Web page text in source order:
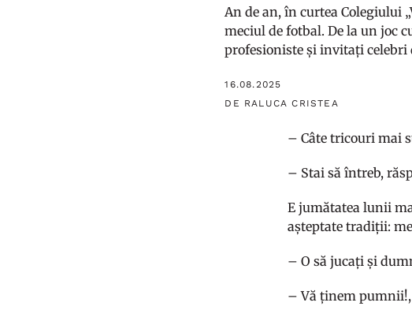
An de an, în curtea Colegiului
meciul de fotbal. De la un joc
profesioniste și invitați
16.08.2025
DE RALUCA CRISTEA
– Câte tricouri mai
– Stai să întreb,
E jumătatea lunii
așteptate tradiții:
– O să jucați și
– Vă ținem pumnii!,